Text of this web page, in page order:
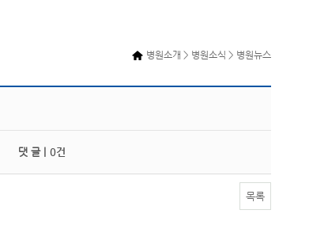
병원소개 > 병원소식 > 병원뉴스
댓 글 | 0건
목록